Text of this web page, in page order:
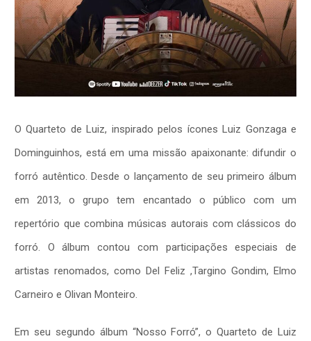
O Quarteto de Luiz, inspirado pelos ícones Luiz Gonzaga e
Dominguinhos, está em uma missão apaixonante: difundir o
forró autêntico. Desde o lançamento de seu primeiro álbum
em 2013, o grupo tem encantado o público com um
repertório que combina músicas autorais com clássicos do
forró. O álbum contou com participações especiais de
artistas renomados, como Del Feliz ,Targino Gondim, Elmo
Carneiro e Olivan Monteiro.
Em seu segundo álbum “Nosso Forró”, o Quarteto de Luiz